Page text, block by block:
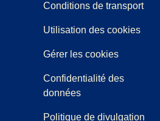
Conditions de transport
Utilisation des cookies
Gérer les cookies
Confidentialité des
données
Politique de divulgation